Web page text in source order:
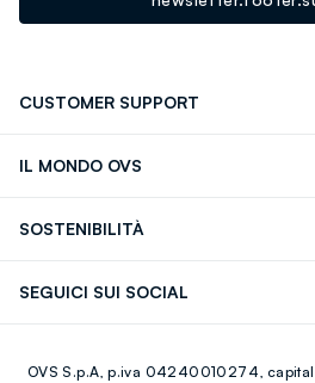
CUSTOMER SUPPORT
IL MONDO OVS
Giftcard
SOSTENIBILITÀ
SEGUICI SUI SOCIAL
Youtube
OVS S.p.A, p.iva 04240010274,